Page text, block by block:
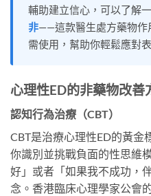
輔助建立信心，可以了解
非——這款醫生處方藥物作
需使用，幫助你輕鬆應對
心理性ED的非藥物改善
認知行為治療（CBT）
CBT是治療心理性ED的黃金
你識別並挑戰負面的性思維
好」或者「如果我不成功，
念。香港臨床心理學家公會